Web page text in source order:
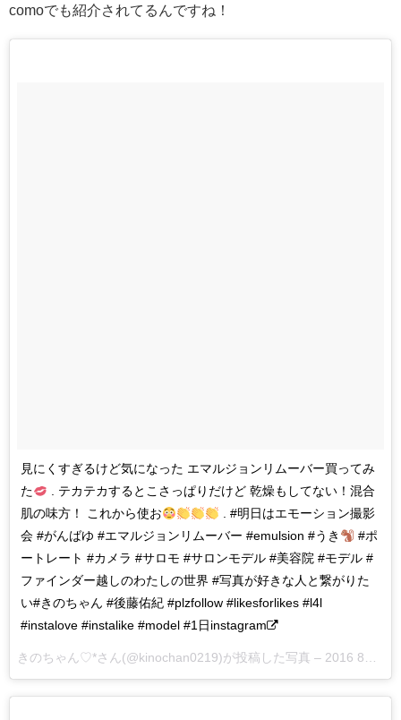
comoでも紹介されてるんですね！
見にくすぎるけど気になった エマルジョンリムーバー買ってみ
た
. テカテカするとこさっぱりだけど 乾燥もしてない！混合
肌の味方！ これから使お
. #明日はエモーション撮影
会 #がんばゆ #エマルジョンリムーバー #emulsion #うき
#ポ
ートレート #カメラ #サロモ #サロンモデル #美容院 #モデル #
ファインダー越しのわたしの世界 #写真が好きな人と繋がりた
い#きのちゃん #後藤佑紀 #plzfollow #likesforlikes #l4l
#instalove #instalike #model #1日instagram
きのちゃん♡*さん(@kinochan0219)が投稿した写真 – 2016 8月 24 4:53午前 PDT